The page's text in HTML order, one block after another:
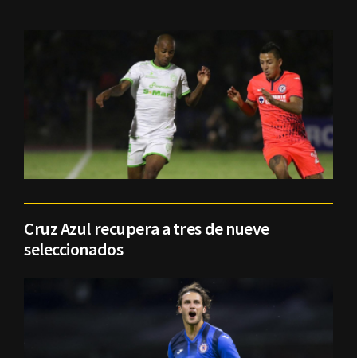
Cruz Azul recupera a tres de nueve
seleccionados